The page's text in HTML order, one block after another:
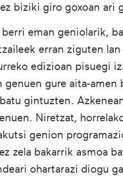
biziki giro goxoan ari
eman geniolarik,
erran ziguten
edizioan pisuegi
gure aita-amen
gintuzten.
Niretzat,
genion
zela bakarrik asmoa
ohartarazi diogu